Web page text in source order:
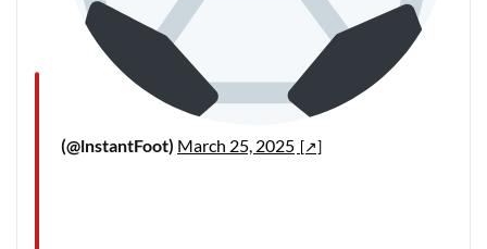
(@lnstantFoot) March 25, 2025